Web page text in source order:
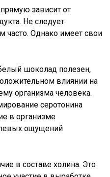
зависит от
Не следует
часто. Однако имеет свои
шоколад полезен,
влиянии на
организма человека.
серотонина
в организме
ощущений
в составе холина. Это